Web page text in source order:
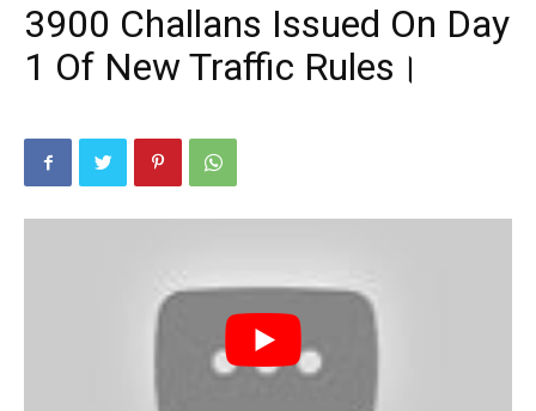
3900 Challans Issued On Day
1 Of New Traffic Rules।